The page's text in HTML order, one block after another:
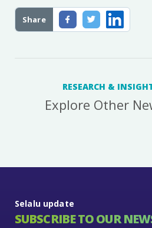
Share
RESEARCH &
Explore Other
Selalu update
SUBSCRIBE TO OUR